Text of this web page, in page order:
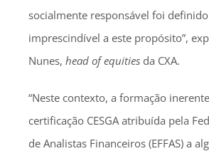
socialmente responsável foi
imprescindível a este propósito”,
Nunes, head of equities da CXA.
“Neste contexto, a formação
certificação CESGA atribuída pela
de Analistas Financeiros (EFFAS) a